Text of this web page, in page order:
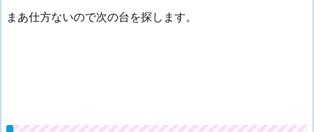
まあ仕方ないので次の台を探します。